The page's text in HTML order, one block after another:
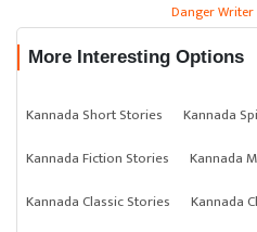
Danger Writer
More Interesting Options
Kannada Short Stories
Kannada
Kannada Fiction Stories
Kannada
Kannada Classic Stories
Kannada